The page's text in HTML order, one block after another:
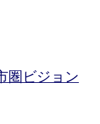
圏ビジョン